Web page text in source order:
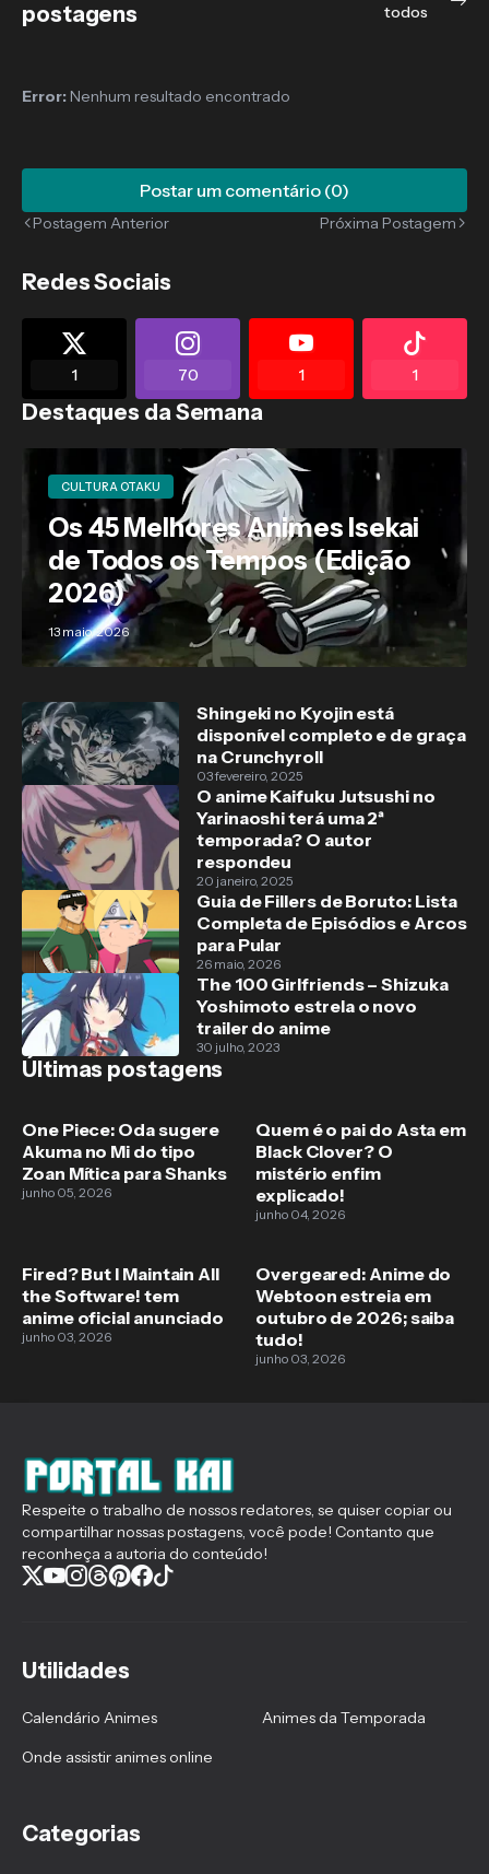
postagens
todos
Error: Nenhum resultado encontrado
Postar um comentário (0)
Postagem Anterior Próxima Postagem
Redes Sociais
1 70 1 1
Destaques da Semana
CULTURA OTAKU
Os 45 Melhores Animes Isekai
de Todos os Tempos (Edição
2026)
13 maio, 2026
Shingeki no Kyojin está
disponível completo e de graça
na Crunchyroll
03 fevereiro, 2025
O anime Kaifuku Jutsushi no
Yarinaoshi terá uma 2ª
temporada? O autor
respondeu
20 janeiro, 2025
Guia de Fillers de Boruto: Lista
Completa de Episódios e Arcos
para Pular
26 maio, 2026
The 100 Girlfriends – Shizuka
Yoshimoto estrela o novo
trailer do anime
30 julho, 2023
Últimas postagens
One Piece: Oda sugere
Akuma no Mi do tipo
Zoan Mítica para Shanks
junho 05, 2026
Quem é o pai do Asta em
Black Clover? O
mistério enfim
explicado!
junho 04, 2026
Fired? But I Maintain All
the Software! tem
anime oficial anunciado
junho 03, 2026
Overgeared: Anime do
Webtoon estreia em
outubro de 2026; saiba
tudo!
junho 03, 2026
Respeite o trabalho de nossos redatores, se quiser copiar ou
compartilhar nossas postagens, você pode! Contanto que
reconheça a autoria do conteúdo!
Utilidades
Calendário Animes
Animes da Temporada
Onde assistir animes online
Categorias